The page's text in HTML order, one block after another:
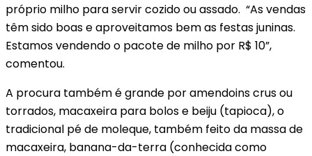
próprio milho para servir cozido ou assado. “As vendas
têm sido boas e aproveitamos bem as festas juninas.
Estamos vendendo o pacote de milho por R$ 10”,
comentou.
A procura também é grande por amendoins crus ou
torrados, macaxeira para bolos e beiju (tapioca), o
tradicional pé de moleque, também feito da massa de
macaxeira, banana-da-terra (conhecida como